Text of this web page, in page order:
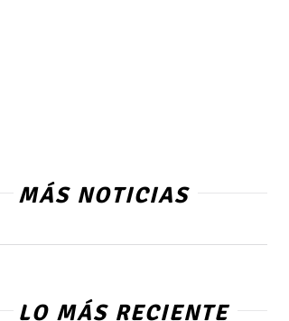
MÁS NOTICIAS
LO MÁS RECIENTE